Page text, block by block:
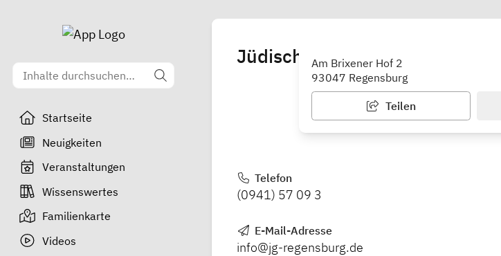
Startseite
Neuigkeiten
Veranstaltungen
Wissenswertes
Familienkarte
Videos
Jüdische Gemeinde Regensburg
Am Brixener Hof 2
93047 Regensburg
Teilen
Telefon
(0941) 57 09 3
E-Mail-Adresse
info@jg-regensburg.de